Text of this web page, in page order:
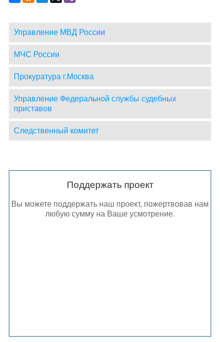
Управление МВД России
МЧС России
Прокуратура г.Москва
Управление Федеральной службы судебных
приставов
Следственный комитет
Поддержать проект
Вы можете поддержать наш проект, пожертвовав нам
любую сумму на Ваше усмотрение.